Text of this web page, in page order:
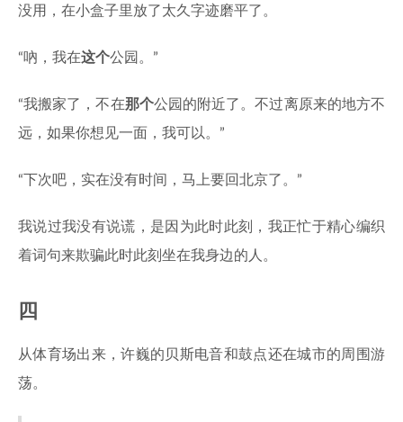
没用，在小盒子里放了太久字迹磨平了。
“吶，我在这个公园。”
“我搬家了，不在那个公园的附近了。不过离原来的地方不
远，如果你想见一面，我可以。”
“下次吧，实在没有时间，马上要回北京了。”
我说过我没有说谎，是因为此时此刻，我正忙于精心编织
着词句来欺骗此时此刻坐在我身边的人。
四
从体育场出来，许巍的贝斯电音和鼓点还在城市的周围游
荡。